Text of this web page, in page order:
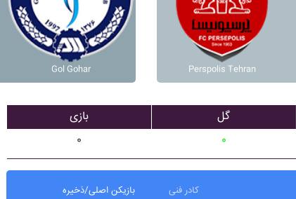
Gol Gohar Perspolis Tehran
بازی
۰
گل
۰
بازیکن اصلی/ذخیره کادر فنی